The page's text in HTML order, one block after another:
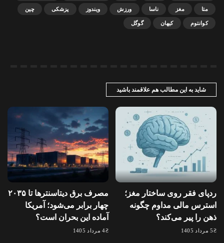
متا مغز ناسا ورزش ویندوز پزشکی چین
کوانتوم کیهان گوگل
شاید به این مطالب هم علاقمند باشید
ردپای فقر روی ساختار مغز؛
استرس مالی مداوم چگونه
ذهن را پیر می‌کند؟
5 مرداد 1405
مصرف برق دیتاسنترها تا ۲۰۳۵
چهار برابر می‌شود؛ آمریکا
آماده این بحران است؟
4 مرداد 1405